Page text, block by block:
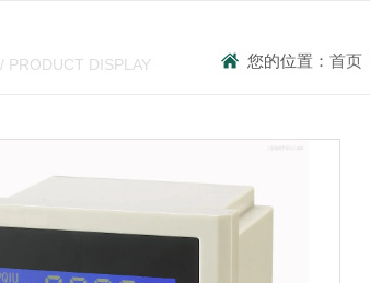
/ PRODUCT DISPLAY 您的位置：首页